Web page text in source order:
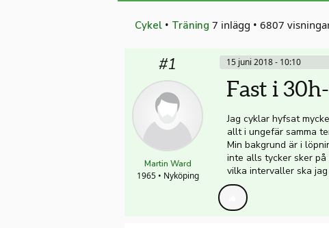
Cykel • Träning 7 inlägg • 6807
#1
Martin Ward
1965 • Nyköping
15 juni 2018 - 10:10
Fast i
Jag cyklar hyfsat
allt i ungefär samma
Min bakgrund är i
inte alls tycker sker på
vilka intervaller ska